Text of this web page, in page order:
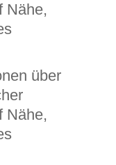
Nähe,
über
Nähe,